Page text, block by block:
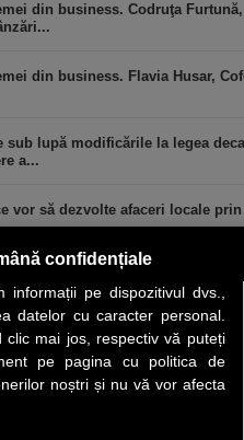
din business. Codruţa
din business. Flavia Husar,
sub lupă modificările la legea
a...
vor să dezvolte afaceri locale
COVER STORY LIDERI
confidențiale
pe dispozitivul dvs.,
datelor cu caracter personal.
clic mai jos, respectiv vă puteți
pe pagina cu politica de
noștri și nu vă vor afecta